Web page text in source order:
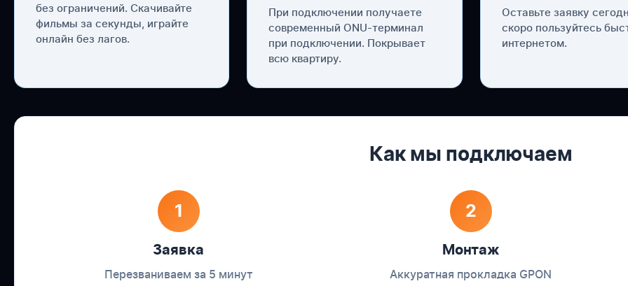
без ограничений. Скачивайте
фильмы за секунды, играйте
онлайн без лагов.
При подключении получаете
современный ONU-терминал
при подключении. Покрывает
всю квартиру.
Оставьте заявку
скоро пользуйтесь
интернетом.
Как мы подключаем
1
Заявка
Перезваниваем за 5 минут
2
Монтаж
Аккуратная прокладка GPON